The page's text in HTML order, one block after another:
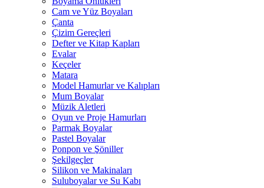
Cam ve Yüz Boyaları
Çanta
Çizim Gereçleri
Defter ve Kitap Kapları
Evalar
Keçeler
Matara
Model Hamurlar ve Kalıpları
Mum Boyalar
Müzik Aletleri
Oyun ve Proje Hamurları
Parmak Boyalar
Pastel Boyalar
Ponpon ve Şöniller
Şekilgeçler
Silikon ve Makinaları
Suluboyalar ve Su Kabı